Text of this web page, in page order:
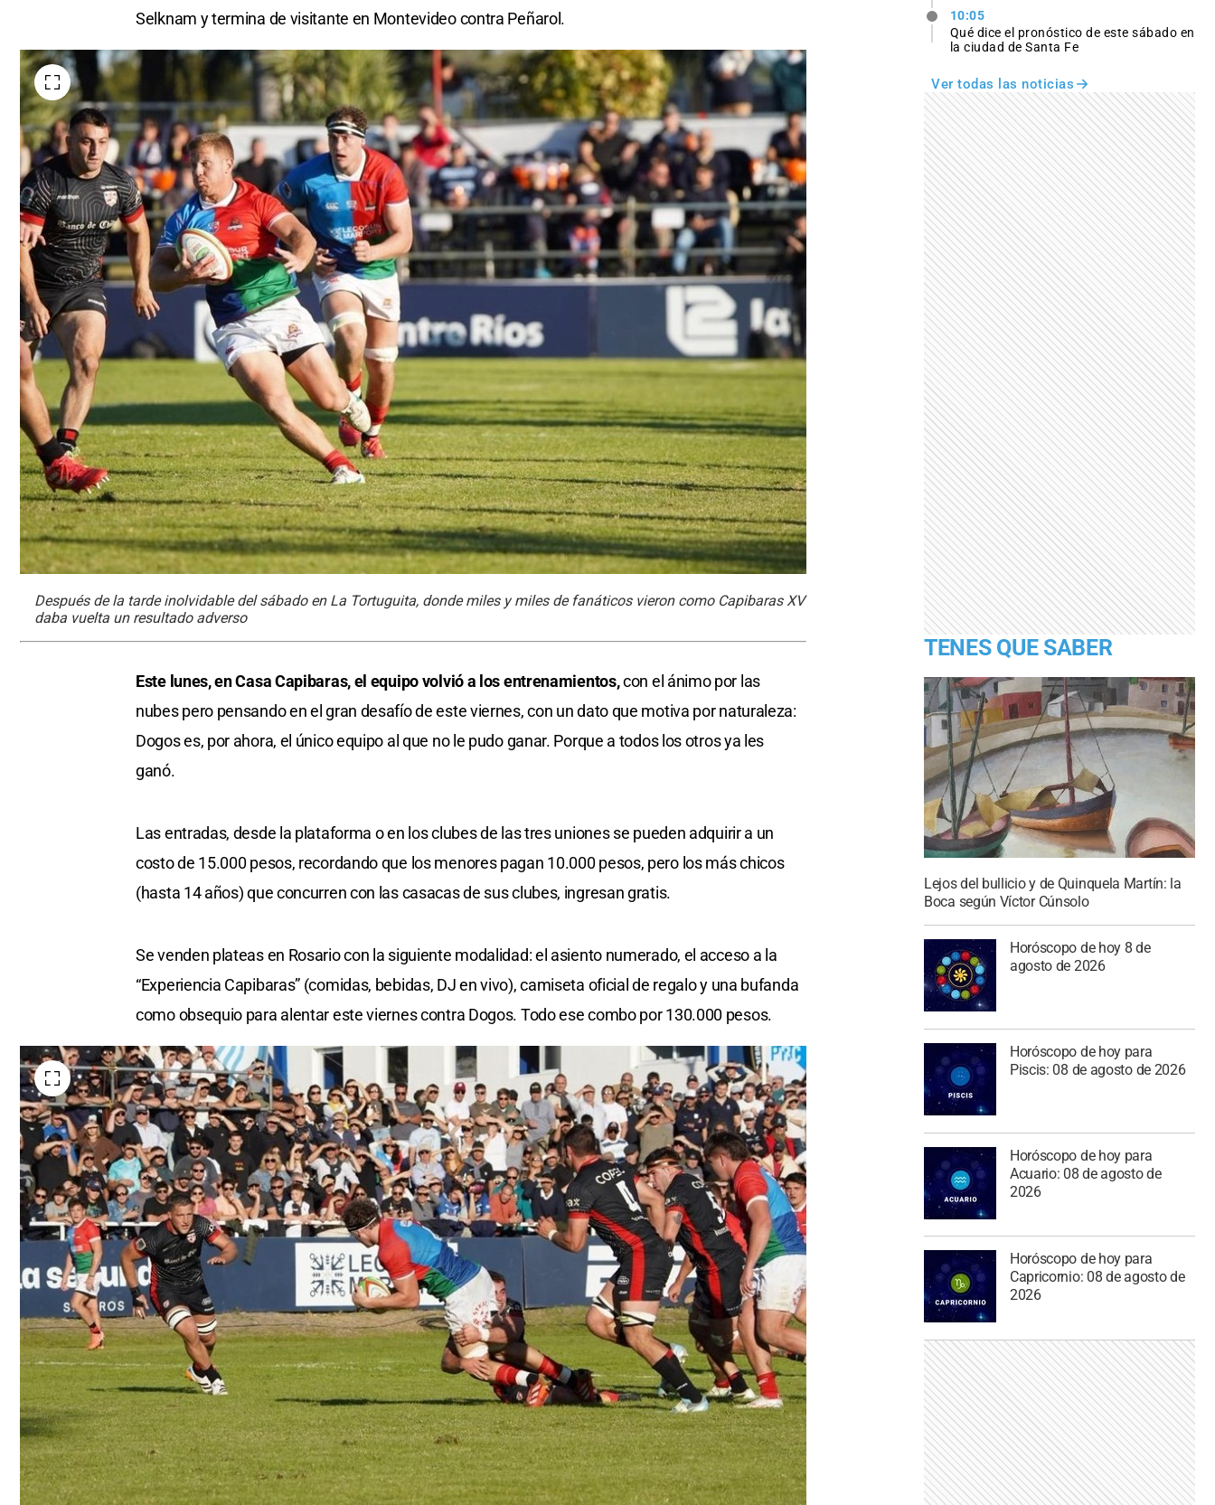
Selknam y termina de visitante en Montevideo contra Peñarol.
Después de la tarde inolvidable del sábado en La Tortuguita, donde miles y miles de fanáticos vieron como Capibaras XV
daba vuelta un resultado adverso
Este lunes, en Casa Capibaras, el equipo volvió a los entrenamientos,con el ánimo por las
nubes pero pensando en el gran desafío de este viernes, con un dato que motiva por naturaleza:
Dogos es, por ahora, el único equipo al que no le pudo ganar. Porque a todos los otros ya les
ganó.
Las entradas, desde la plataforma o en los clubes de las tres uniones se pueden adquirir a un
costo de 15.000 pesos, recordando que los menores pagan 10.000 pesos, pero los más chicos
(hasta 14 años) que concurren con las casacas de sus clubes, ingresan gratis.
Se venden plateas en Rosario con la siguiente modalidad: el asiento numerado, el acceso a la
“Experiencia Capibaras” (comidas, bebidas, DJ en vivo), camiseta oficial de regalo y una bufanda
como obsequio para alentar este viernes contra Dogos. Todo ese combo por 130.000 pesos.
10:05
Qué dice el pronóstico de este sábado en
la ciudad de Santa Fe
Ver todas las noticias
TENES QUE SABER
Lejos del bullicio y de Quinquela Martín: la
Boca según Víctor Cúnsolo
Horóscopo de hoy 8 de
agosto de 2026
Horóscopo de hoy para
Piscis: 08 de agosto de 2026
Horóscopo de hoy para
Acuario: 08 de agosto de
2026
Horóscopo de hoy para
Capricornio: 08 de agosto de
2026